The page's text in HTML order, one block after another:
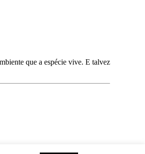
que a espécie vive. E talvez